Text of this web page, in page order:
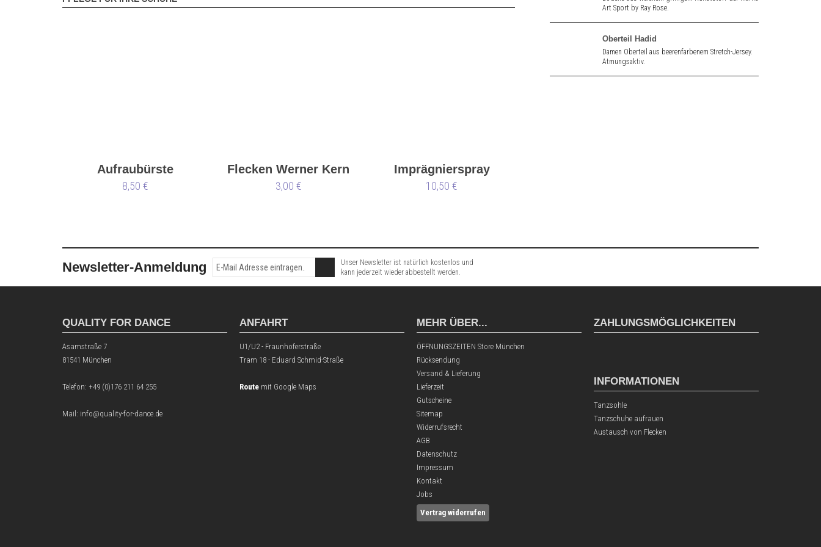
Aufraubürste
8,50 €
Flecken Werner Kern
3,00 €
Imprägnierspray
Waterstop
10,50 €
Art Sport by Ray Rose.
Oberteil Hadid
Damen Oberteil aus beerenfarbenem Stretch-Jersey.
Atmungsaktiv.
Newsletter-Anmeldung
Unser Newsletter ist natürlich kostenlos und
kann jederzeit wieder abbestellt werden.
QUALITY FOR DANCE
Asamstraße 7
81541 München
Telefon: +49 (0)176 211 64 255
Mail: info@quality-for-dance.de
ANFAHRT
U1/U2 - Fraunhoferstraße
Tram 18 - Eduard Schmid-Straße
Route mit Google Maps
MEHR ÜBER...
ÖFFNUNGSZEITEN Store München
Rücksendung
Versand & Lieferung
Lieferzeit
Gutscheine
Sitemap
Widerrufsrecht
AGB
Datenschutz
Impressum
Kontakt
Jobs
Vertrag widerrufen
ZAHLUNGSMÖGLICHKEITEN
INFORMATIONEN
Tanzsohle
Tanzschuhe aufrauen
Austausch von Flecken